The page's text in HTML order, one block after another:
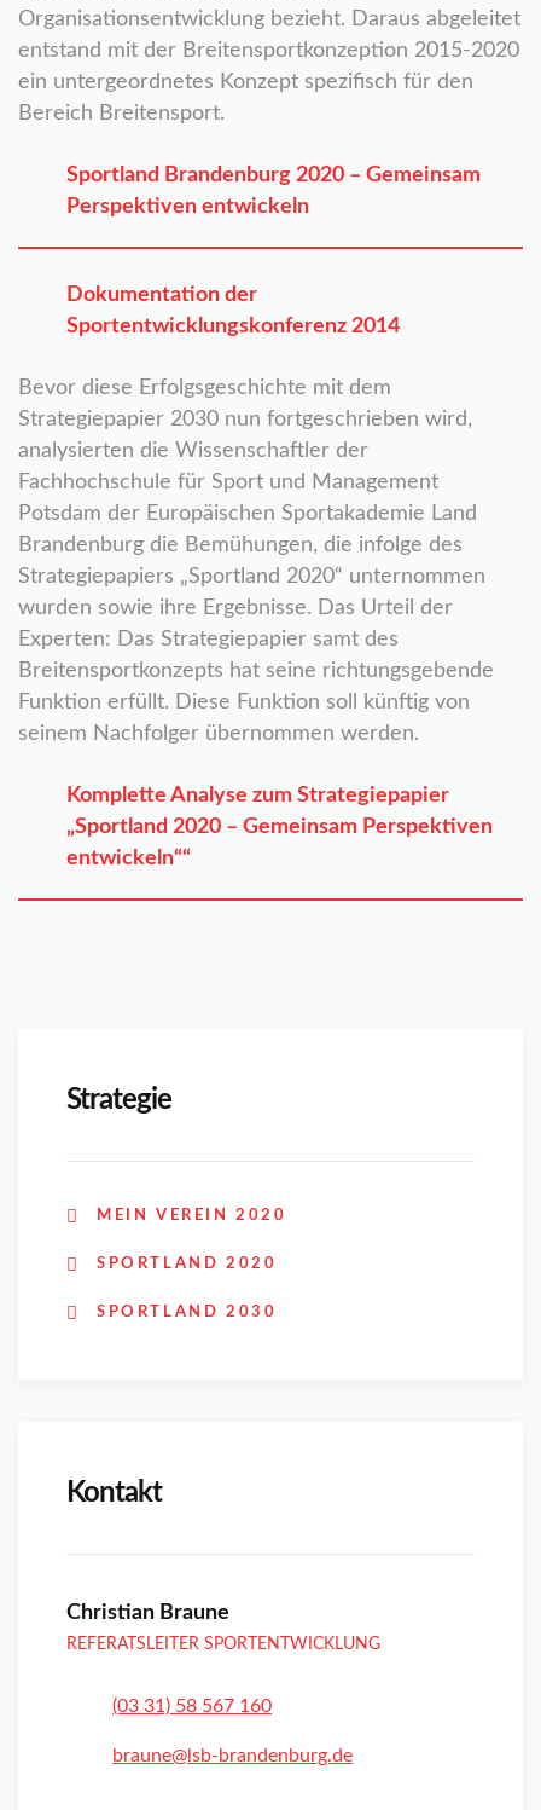
Organisationsentwicklung bezieht. Daraus abgeleitet
entstand mit der Breitensportkonzeption 2015-2020
ein untergeordnetes Konzept spezifisch für den
Bereich Breitensport.
Sportland Brandenburg 2020 – Gemeinsam
Perspektiven entwickeln
Dokumentation der
Sportentwicklungskonferenz 2014
Bevor diese Erfolgsgeschichte mit dem
Strategiepapier 2030 nun fortgeschrieben wird,
analysierten die Wissenschaftler der
Fachhochschule für Sport und Management
Potsdam der Europäischen Sportakademie Land
Brandenburg die Bemühungen, die infolge des
Strategiepapiers „Sportland 2020“ unternommen
wurden sowie ihre Ergebnisse. Das Urteil der
Experten: Das Strategiepapier samt des
Breitensportkonzepts hat seine richtungsgebende
Funktion erfüllt. Diese Funktion soll künftig von
seinem Nachfolger übernommen werden.
Komplette Analyse zum Strategiepapier
„Sportland 2020 – Gemeinsam Perspektiven
entwickeln““
Strategie
MEIN VEREIN 2020
SPORTLAND 2020
SPORTLAND 2030
Kontakt
Christian Braune
REFERATSLEITER SPORTENTWICKLUNG
(03 31) 58 567 160
braune@lsb-brandenburg.de